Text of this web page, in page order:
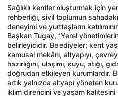
Sağlıklı kentler oluşturmak için
rehberliği, sivil toplumun
deneyimi ve yurttaşların
Başkan Tugay, “Yerel
belirleyicidir. Belediyeler; kent
kamusal mekânı, altyapıyı,
hazırlığını, ulaşımı, suyu, atığı,
doğrudan etkileyen kurumlardır.
artık yalnızca altyapı yöneten
iklim direncini ve yaşam